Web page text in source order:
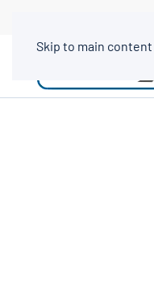
Skip to main content